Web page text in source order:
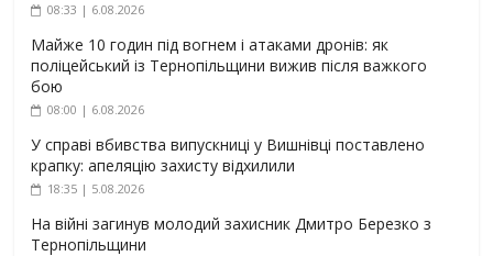
08:33 | 6.08.2026
Майже 10 годин під вогнем і атаками дронів: як
поліцейський із Тернопільщини вижив після важкого
бою
08:00 | 6.08.2026
У справі вбивства випускниці у Вишнівці поставлено
крапку: апеляцію захисту відхилили
18:35 | 5.08.2026
На війні загинув молодий захисник Дмитро Березко з
Тернопільщини